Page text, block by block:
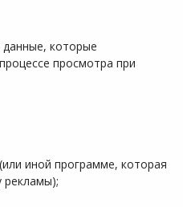
которые
просмотра при
иной программе, которая
рекламы);